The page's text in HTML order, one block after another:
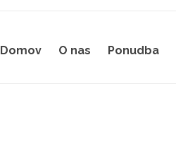
Domov O nas Ponudba